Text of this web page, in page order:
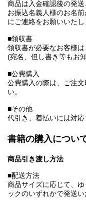
商品は入金確認後の発送
お振込名義人様のお名
にご連絡をお願いいたし
■領収書
領収書が必要なお客様は
(宛名、但し書き等もお
■公費購入
公費購入の際は、ご注
い。
■その他
代引き、着払いには対応
書籍の購入につい
商品引き渡し方法
■配送方法
商品サイズに応じて、
ックのいずれかで発送い